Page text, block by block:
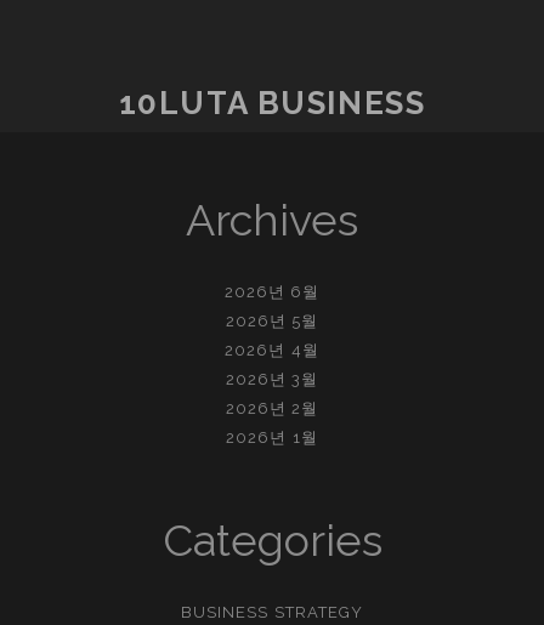
10LUTA BUSINESS
Archives
2026년 6월
2026년 5월
2026년 4월
2026년 3월
2026년 2월
2026년 1월
Categories
BUSINESS STRATEGY